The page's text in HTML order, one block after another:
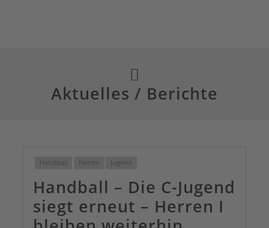
Aktuelles / Berichte
Handball Herren Jugend
Handball – Die C-Jugend
siegt erneut – Herren I